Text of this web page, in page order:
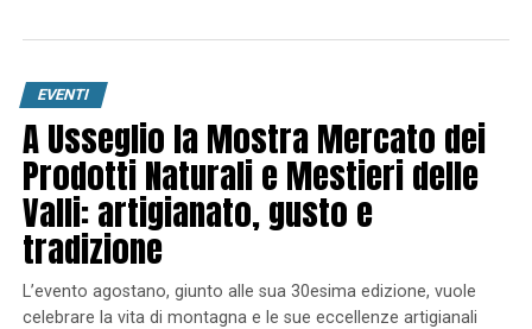
EVENTI
A Usseglio la Mostra Mercato dei
Prodotti Naturali e Mestieri delle
Valli: artigianato, gusto e
tradizione
L’evento agostano, giunto alle sua 30esima edizione, vuole
celebrare la vita di montagna e le sue eccellenze artigianali